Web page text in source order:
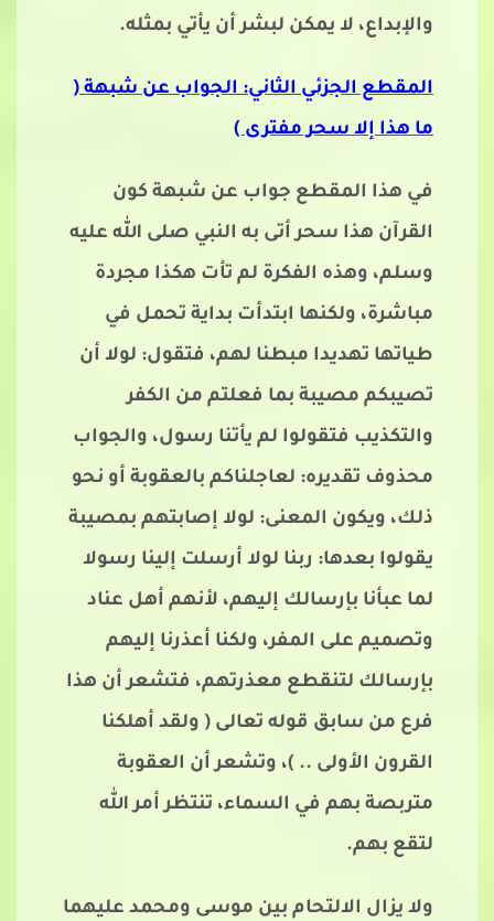
والإبداع، لا يمكن لبشر أن يأتي بمثله.
المقطع الجزئي الثاني: الجواب عن شبهة (
ما هذا إلا سحر مفترى )
في هذا المقطع جواب عن شبهة كون
القرآن هذا سحر أتى به النبي صلى الله عليه
وسلم، وهذه الفكرة لم تأت هكذا مجردة
مباشرة، ولكنها ابتدأت بداية تحمل في
طياتها تهديدا مبطنا لهم، فتقول: لولا أن
تصيبكم مصيبة بما فعلتم من الكفر
والتكذيب فتقولوا لم يأتنا رسول، والجواب
محذوف تقديره: لعاجلناكم بالعقوبة أو نحو
ذلك، ويكون المعنى: لولا إصابتهم بمصيبة
يقولوا بعدها: ربنا لولا أرسلت إلينا رسولا
لما عبأنا بإرسالك إليهم، لأنهم أهل عناد
وتصميم على المفر، ولكنا أعذرنا إليهم
بإرسالك لتنقطع معذرتهم، فتشعر أن هذا
فرع من سابق قوله تعالى ( ولقد أهلكنا
القرون الأولى .. )، وتشعر أن العقوبة
متربصة بهم في السماء، تنتظر أمر الله
لتقع بهم.
ولا يزال الالتحام بين موسى ومحمد عليهما